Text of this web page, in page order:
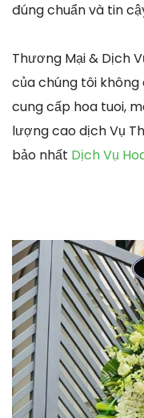
đúng chuẩn và tin
Thương Mại & Dịch
của chúng tôi không
cung cấp hoa tuoi,
lượng cao dịch Vụ
bảo nhất Dịch Vụ